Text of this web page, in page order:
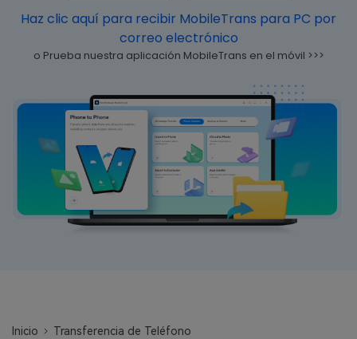
datos, incluyendo los datos de
WhatsApp.
Transferencia de Datos de un
Celular a Otro
Transfiere contactos, fotos, música,
videos, SMS y otros tipos de
archivos de un teléfono a otro y a la
WhatsApp Business sin restablecer los
Sobre Nosotros
ENCUENTRA MÁS SOLUCIONES
Haz clic aquí para recibir MobileTrans para PC por
correo electrónico
o Prueba nuestra aplicación MobileTrans en el móvil >>>
Inicio
Transferencia de Teléfono